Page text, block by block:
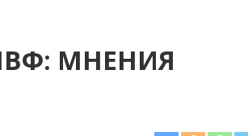
МНЕНИЯ